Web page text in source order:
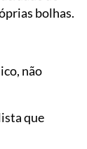
bolhas.
não
que